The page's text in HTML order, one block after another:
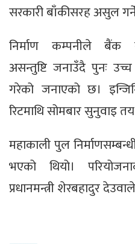
सरकारी बाँकीसरह असुल
निर्माण कम्पनीले बैंक
असन्तुष्टि जनाउँदै पुनः
गरेको जनाएको छ।
रिटमाथि सोमबार सुनुवाइ
महाकाली पुल
भएको थियो।
प्रधानमन्त्री शेरबहादुर